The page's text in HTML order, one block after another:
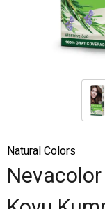
Natural Colors